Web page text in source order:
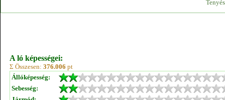
A ló képességei:
Σ Összesen: 376.006 pt
Állóképesség:
Sebesség: